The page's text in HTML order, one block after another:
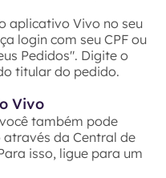
aplicativo Vivo no seu
login com seu CPF ou
Pedidos". Digite o
titular do pedido.
Vivo
também pode
da Central de
isso, ligue para um